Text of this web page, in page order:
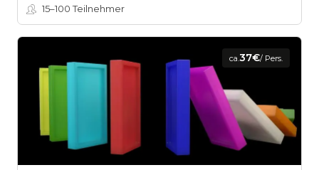
15–100Teilnehmer
ca.37€/ Pers.